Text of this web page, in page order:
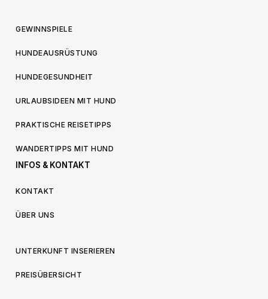
GEWINNSPIELE
HUNDEAUSRÜSTUNG
HUNDEGESUNDHEIT
URLAUBSIDEEN MIT HUND
PRAKTISCHE REISETIPPS
WANDERTIPPS MIT HUND
INFOS & KONTAKT
KONTAKT
ÜBER UNS
UNTERKUNFT INSERIEREN
PREISÜBERSICHT